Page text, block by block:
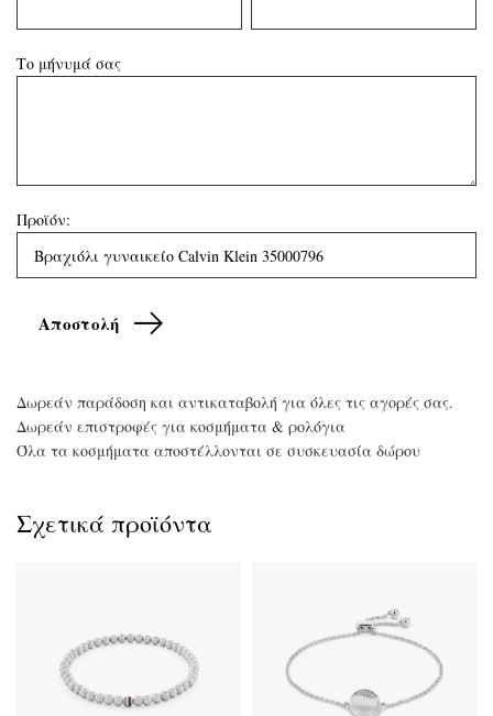
Το μήνυμά σας
Προϊόν:
Δωρεάν παράδοση και αντικαταβολή για όλες τις αγορές σας.
Δωρεάν επιστροφές για κοσμήματα & ρολόγια
Όλα τα κοσμήματα αποστέλλονται σε συσκευασία δώρου
Σχετικά προϊόντα